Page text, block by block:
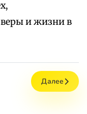
и жизни в
Далее